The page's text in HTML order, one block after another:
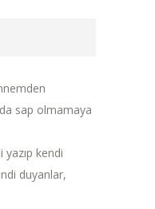
sap olmamaya
yazıp kendi
duyanlar,